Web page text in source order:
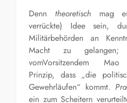
Denn theoretisch mag
verrückte) Idee sein,
Militärbehörden an
Macht zu
vomVorsitzendem
Prinzip, dass „die
Gewehrläufen“ kommt.
ein zum Scheitern